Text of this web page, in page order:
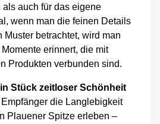
auch für das eigene
wenn man die feinen Details
Muster betrachtet, wird man
erinnert, die mit
Produkten verbunden sind.
Stück zeitloser Schönheit
die Langlebigkeit
Plauener Spitze erleben –